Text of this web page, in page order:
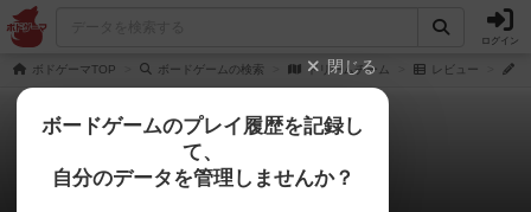
ログイン
ボドゲーマTOP ボードゲームの検索 ドリームチーム レビュー
ドリームチーム
しろくまどっとこむさんのレビュー
閉じる
ボードゲームのプレイ履歴を記録し
て、
自分のデータを管理しませんか？